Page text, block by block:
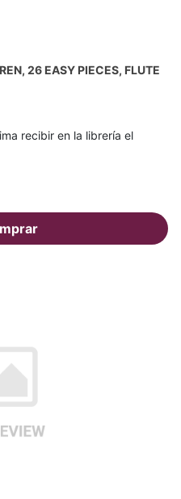
26 EASY PIECES, FLUTE
recibir en la librería el